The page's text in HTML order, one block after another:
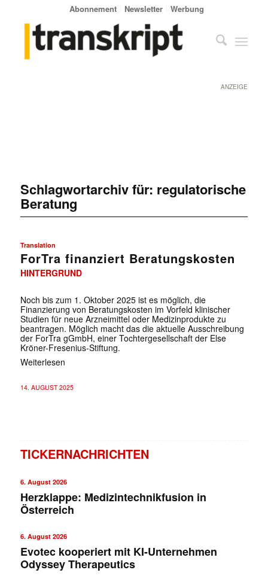
Abonnement Newsletter Werbung
ANZEIGE
Schlagwortarchiv für: regulatorische
Beratung
Translation
ForTra finanziert Beratungskosten
HINTERGRUND
Noch bis zum 1. Oktober 2025 ist es möglich, die
Finanzierung von Beratungskosten im Vorfeld klinischer
Studien für neue Arzneimittel oder Medizinprodukte zu
beantragen. Möglich macht das die aktuelle Ausschreibung
der ForTra gGmbH, einer Tochtergesellschaft der Else
Kröner-Fresenius-Stiftung.
Weiterlesen
14. AUGUST 2025
TICKERNACHRICHTEN
6. August 2026
Herzklappe: Medizintechnikfusion in
Österreich
6. August 2026
Evotec kooperiert mit KI-Unternehmen
Odyssey Therapeutics